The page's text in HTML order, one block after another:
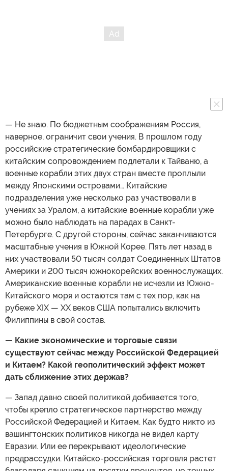
— Не знаю. По бюджетным соображениям Россия,
наверное, ограничит свои учения. В прошлом году
российские стратегические бомбардировщики с
китайским сопровождением подлетали к Тайваню, а
военные корабли этих двух стран вместе проплыли
между Японскими островами… Китайские
подразделения уже несколько раз участвовали в
учениях за Уралом, а китайские военные корабли уже
можно было наблюдать на парадах в Санкт-
Петербурге. С другой стороны, сейчас заканчиваются
масштабные учения в Южной Корее. Пять лет назад в
них участвовали 50 тысяч солдат Соединенных Штатов
Америки и 200 тысяч южнокорейских военнослужащих.
Американские военные корабли не исчезли из Южно-
Китайского моря и остаются там с тех пор, как на
рубеже XIX — XX веков США попытались включить
Филиппины в свой состав.
— Какие экономические и торговые связи
существуют сейчас между Российской Федерацией
и Китаем? Какой геополитический эффект может
дать сближение этих держав?
— Запад давно своей политикой добивается того,
чтобы крепло стратегическое партнерство между
Российской Федерацией и Китаем. Как будто никто из
вашингтонских политиков никогда не видел карту
Евразии. Или ее перекрывают идеологические
предрассудки. Китайско-российская торговля растет